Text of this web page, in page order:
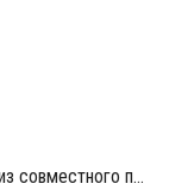
Ineos рассматривает возможность выхода из совместного предприятия Sinopec Petchems